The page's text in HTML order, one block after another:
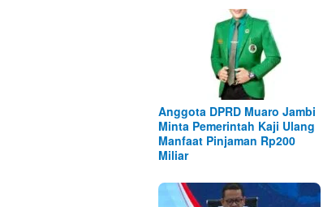
Anggota DPRD Muaro Jambi
Minta Pemerintah Kaji Ulang
Manfaat Pinjaman Rp200
Miliar